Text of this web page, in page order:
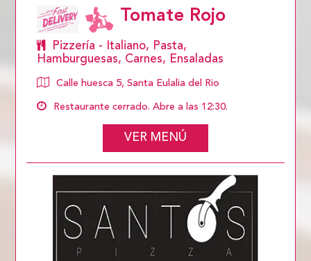
Tomate Rojo
Pizzería - Italiano, Pasta,
Hamburguesas, Carnes, Ensaladas
Calle huesca 5, Santa Eulalia del Rio
Restaurante cerrado. Abre a las 12:30.
VER MENÚ